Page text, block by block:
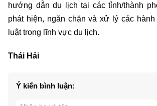
hướng dẫn du lịch tại các tỉnh/thành
phát hiện, ngăn chặn và xử lý các
luật trong lĩnh vực du lịch.
Thái Hải
Ý kiến bình luận: